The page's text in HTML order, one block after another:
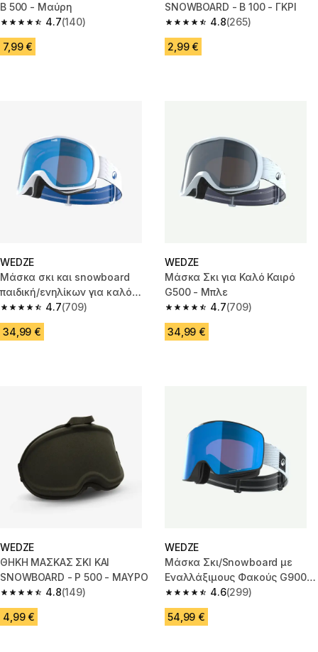
B 500 - Μαύρη
4.7
4.7 out of 5 stars from 140 reviews
(140)
7,99 €
SNOWBOARD - B 100 - ΓΚΡΙ
4.8
4.8 out of 5 stars from 265
(265)
2,99 €
WEDZE
Μάσκα σκι και snowboard
παιδική/ενηλίκων για καλό
καιρό, G 500 S3 - Λευκό
4.7
4.7 out of 5 stars from 709 reviews
(709)
34,99 €
WEDZE
Μάσκα Σκι για Καλό Καιρό
G500 - Μπλε
4.7
4.7 out of 5 stars from 709
(709)
34,99 €
WEDZE
ΘΗΚΗ ΜΑΣΚΑΣ ΣΚΙ ΚΑΙ
SNOWBOARD - P 500 - ΜΑΥΡΟ
4.8
4.8 out of 5 stars from 149 reviews
(149)
4,99 €
WEDZE
Μάσκα Σκι/Snowboard με
Εναλλάξιμους Φακούς G900 C
HD - Μπλε4.6
4.6 out of 5 stars from 299
(299)
54,99 €